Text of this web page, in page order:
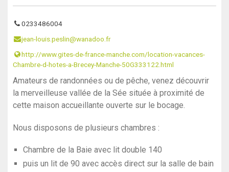
0233486004
jean-louis.peslin@wanadoo.fr
http://www.gites-de-france-manche.com/location-vacances-
Chambre-d-hotes-a-Brecey-Manche-50G333122.html
Amateurs de randonnées ou de pêche, venez découvrir
la merveilleuse vallée de la Sée située à proximité de
cette maison accueillante ouverte sur le bocage.
Nous disposons de plusieurs chambres :
Chambre de la Baie avec lit double 140
puis un lit de 90 avec accès direct sur la salle de bain